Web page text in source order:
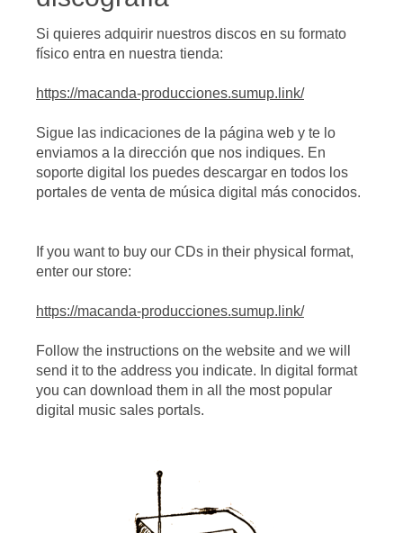
Si quieres adquirir nuestros discos en su formato
físico entra en nuestra tienda:
https://macanda-producciones.sumup.link/
Sigue las indicaciones de la página web y te lo
enviamos a la dirección que nos indiques. En
soporte digital los puedes descargar en todos los
portales de venta de música digital más conocidos.
If you want to buy our CDs in their physical format,
enter our store:
https://macanda-producciones.sumup.link/
Follow the instructions on the website and we will
send it to the address you indicate. In digital format
you can download them in all the most popular
digital music sales portals.